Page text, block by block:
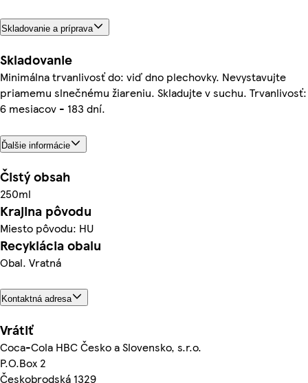
Skladovanie a príprava
Skladovanie
Minimálna trvanlivosť do: viď dno plechovky. Nevystavujte
priamemu slnečnému žiareniu. Skladujte v suchu. Trvanlivosť:
6 mesiacov - 183 dní.
Ďalšie informácie
Čistý obsah
250ml
Krajina pôvodu
Miesto pôvodu: HU
Recyklácia obalu
Obal. Vratná
Kontaktná adresa
Vrátiť
Coca-Cola HBC Česko a Slovensko, s.r.o.
P.O.Box 2
Českobrodská 1329